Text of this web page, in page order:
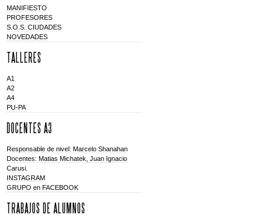
MANIFIESTO
PROFESORES
S.O.S. CIUDADES
NOVEDADES
TALLERES
A1
A2
A4
PU-PA
DOCENTES A3
Responsable de nivel: Marcelo Shanahan
Docentes: Matias Michatek, Juan Ignacio
Carusi.
INSTAGRAM
GRUPO en FACEBOOK
TRABAJOS DE ALUMNOS